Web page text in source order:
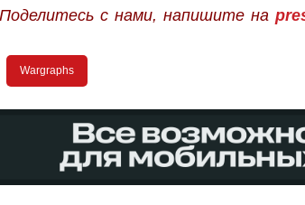
с нами, напишите на
Wargraphs